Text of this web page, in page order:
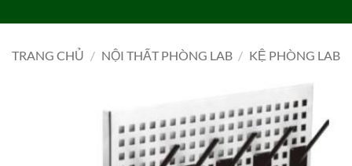
qua
nộiTRANG CHỦ / NỘI THẤT PHÒNG LAB / KỆ PHÒNG LAB